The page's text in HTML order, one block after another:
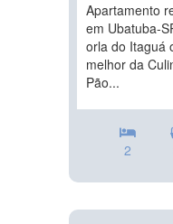
Apartamento
em Ubatuba-
orla do Itaguá
melhor da
Pão...
2